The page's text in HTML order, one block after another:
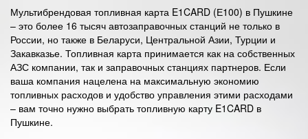
Мультибрендовая топливная карта E1CARD (Е100) в Пушкине
– это более 16 тысяч автозаправочных станций не только в
России, но также в Беларуси, Центральной Азии, Турции и
Закавказье. Топливная карта принимается как на собственных
АЗС компании, так и заправочных станциях партнеров. Если
ваша компания нацелена на максимальную экономию
топливных расходов и удобство управления этими расходами
– вам точно нужно выбрать топливную карту E1CARD в
Пушкине.